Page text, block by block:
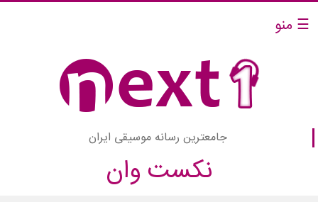
☰ منو
جامعترین رسانه موسیقی ایران
نکست وان